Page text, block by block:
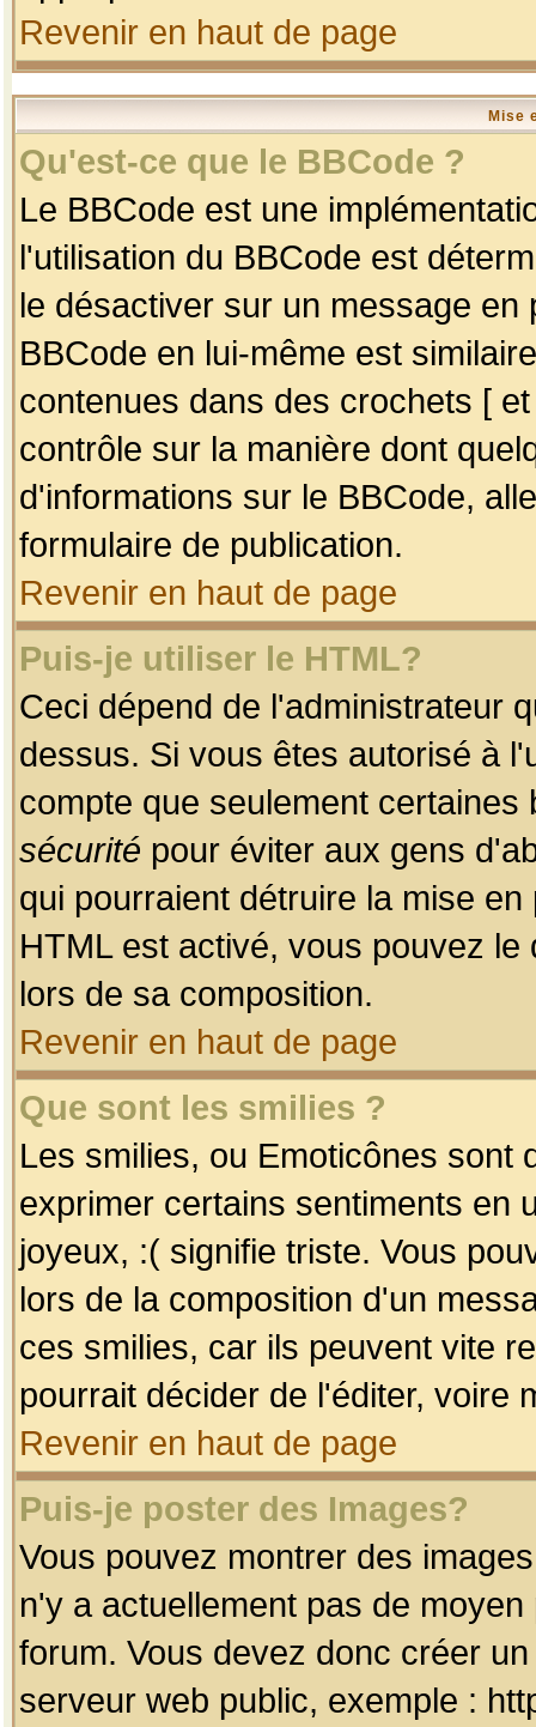
Revenir en haut de page
Mise
Qu'est-ce que le BBCode ?
Le BBCode est une
l'utilisation du BBCode est
le désactiver sur un message
BBCode en lui-même est
contenues dans des crochets [
contrôle sur la manière dont
d'informations sur le BBCode,
formulaire de publication.
Revenir en haut de page
Puis-je utiliser le HTML?
Ceci dépend de l'administrateur
dessus. Si vous êtes autorisé à
compte que seulement
sécurité pour éviter aux gens
qui pourraient détruire la mise
HTML est activé, vous pouvez
lors de sa composition.
Revenir en haut de page
Que sont les smilies ?
Les smilies, ou Emoticônes sont
exprimer certains sentiments en
joyeux, :( signifie triste. Vous
lors de la composition d'un
ces smilies, car ils peuvent vite
pourrait décider de l'éditer, voire
Revenir en haut de page
Puis-je poster des Images?
Vous pouvez montrer des
n'y a actuellement pas de
forum. Vous devez donc créer
serveur web public, exemple :